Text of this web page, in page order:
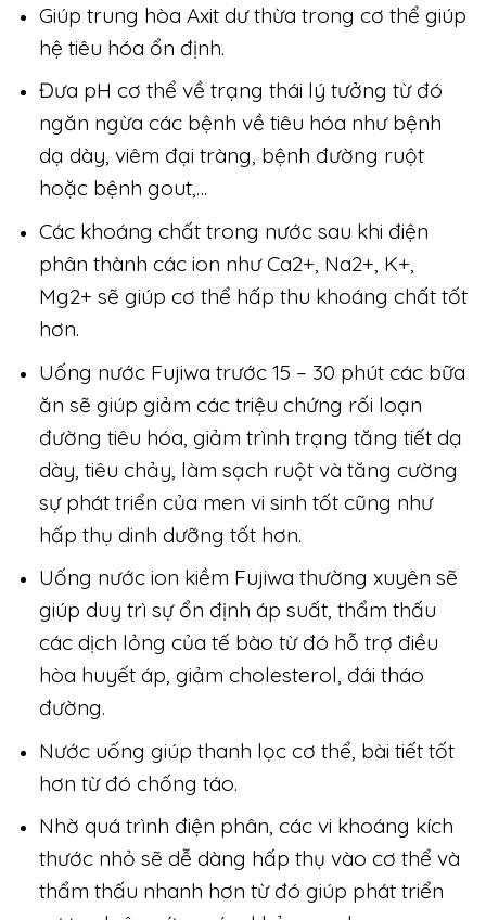
Giúp trung hòa Axit dư thừa trong cơ thể giúp
hệ tiêu hóa ổn định.
Đưa pH cơ thể về trạng thái lý tưởng từ đó
ngăn ngừa các bệnh về tiêu hóa như bệnh
dạ dày, viêm đại tràng, bệnh đường ruột
hoặc bệnh gout,…
Các khoáng chất trong nước sau khi điện
phân thành các ion như Ca2+, Na2+, K+,
Mg2+ sẽ giúp cơ thể hấp thu khoáng chất tốt
hơn.
Uống nước Fujiwa trước 15 – 30 phút các bữa
ăn sẽ giúp giảm các triệu chứng rối loạn
đường tiêu hóa, giảm trình trạng tăng tiết dạ
dày, tiêu chảy, làm sạch ruột và tăng cường
sự phát triển của men vi sinh tốt cũng như
hấp thụ dinh dưỡng tốt hơn.
Uống nước ion kiềm Fujiwa thường xuyên sẽ
giúp duy trì sự ổn định áp suất, thẩm thấu
các dịch lỏng của tế bào từ đó hỗ trợ điều
hòa huyết áp, giảm cholesterol, đái tháo
đường.
Nước uống giúp thanh lọc cơ thể, bài tiết tốt
hơn từ đó chống táo.
Nhờ quá trình điện phân, các vi khoáng kích
thước nhỏ sẽ dễ dàng hấp thụ vào cơ thể và
thẩm thấu nhanh hơn từ đó giúp phát triển